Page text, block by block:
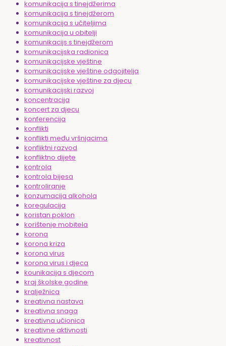
komunikacija s tinejdžerima
komunikacija s tinejdžerom
komunikacija s učiteljima
komunikacija u obitelji
komunikacijs s tinejdžerom
komunikacijska radionica
komunikacijske vještine
komunikacijske vještine odgojitelja
komunikacijske vještine za djecu
komunikacijski razvoj
koncentracija
koncert za djecu
konferencija
konflikti
konflikti među vršnjacima
konfliktni razvod
konfliktno dijete
kontrola
kontrola bijesa
kontroliranje
konzumacija alkohola
koregulacija
koristan poklon
korištenje mobitela
korona
korona kriza
korona virus
korona virus i djeca
kounikacija s djecom
kraj školske godine
kralježnica
kreativna nastava
kreativna snaga
kreativna učionica
kreativne aktivnosti
kreativnost